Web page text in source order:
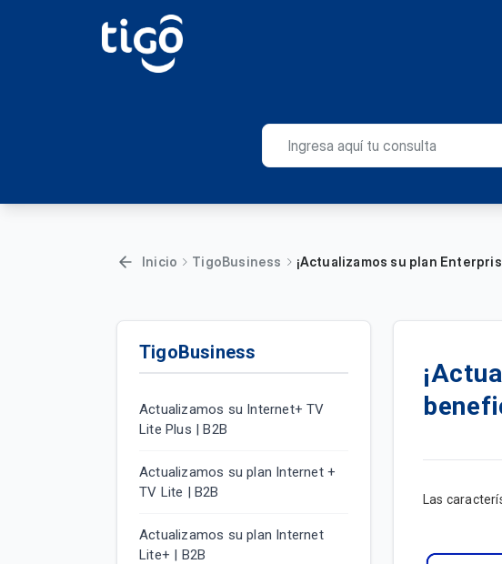
Inicio TigoBusiness ¡Actualizamos su plan
TigoBusiness
Actualizamos su Internet+ TV
Lite Plus | B2B
Actualizamos su plan Internet +
TV Lite | B2B
Actualizamos su plan Internet
Lite+ | B2B
Las